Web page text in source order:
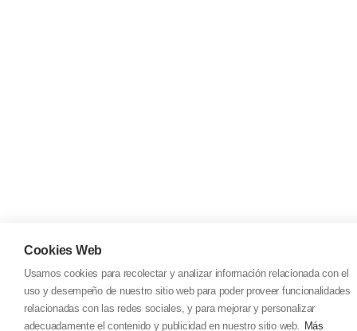
Cookies Web
Usamos cookies para recolectar y analizar información relacionada con el
uso y desempeño de nuestro sitio web para poder proveer funcionalidades
relacionadas con las redes sociales, y para mejorar y personalizar
adecuadamente el contenido y publicidad en nuestro sitio web. Más